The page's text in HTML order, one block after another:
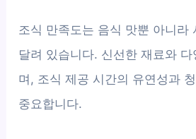
조식 만족도는 음식 맛뿐 아니라
달려 있습니다. 신선한 재료와
며, 조식 제공 시간의 유연성과
중요합니다.